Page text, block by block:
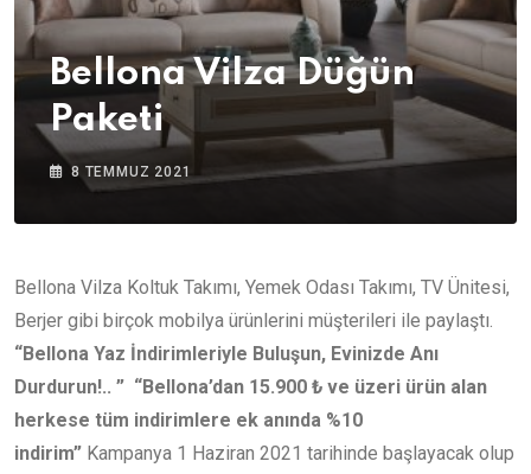
Bellona Vilza Düğün
Paketi
8 TEMMUZ 2021
Bellona Vilza Koltuk Takımı, Yemek Odası Takımı, TV Ünitesi,
Berjer gibi birçok mobilya ürünlerini müşterileri ile paylaştı.
“Bellona Yaz İndirimleriyle Buluşun, Evinizde Anı
Durdurun!.. ” “Bellona’dan 15.900 ₺ ve üzeri ürün alan
herkese tüm indirimlere ek anında %10
indirim” Kampanya 1 Haziran 2021 tarihinde başlayacak olup